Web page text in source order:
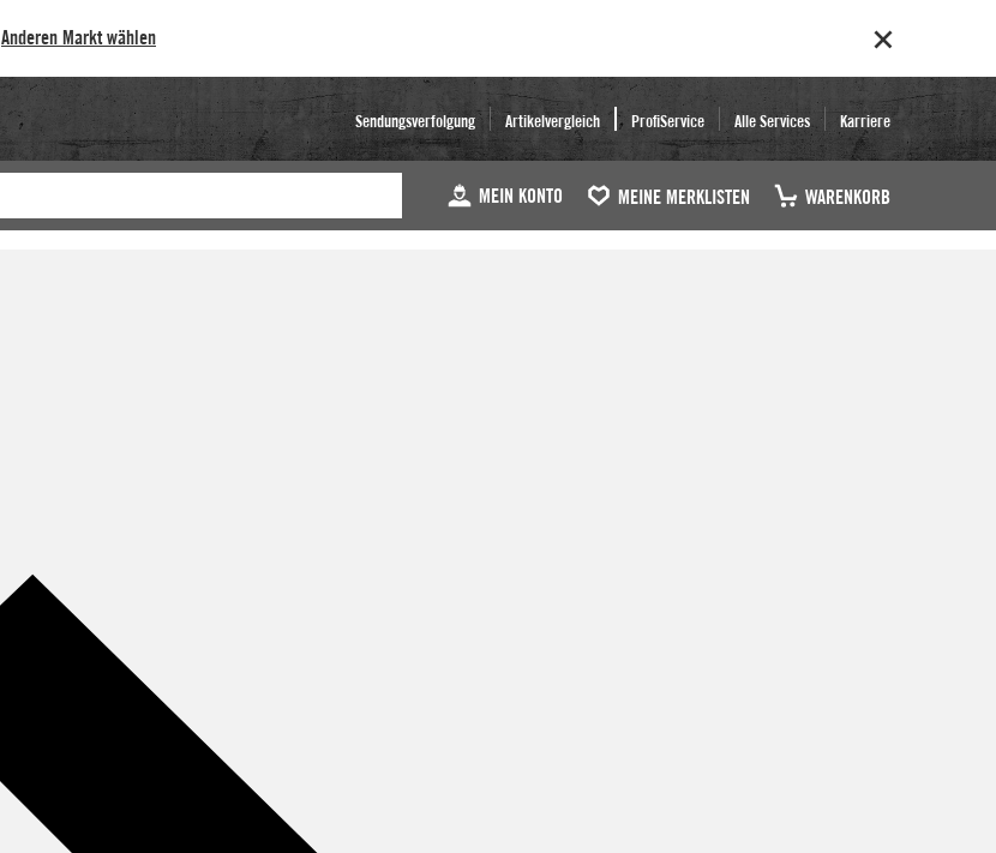
Anderen Markt wählen
Sendungsverfolgung Artikelvergleich ProfiService Alle Services Karriere
MEIN KONTO MEINE MERKLISTEN WARENKORB